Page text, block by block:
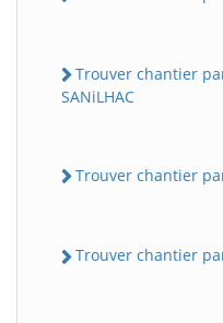
Trouver chantier
SANiLHAC
Trouver chantier
Trouver chantier